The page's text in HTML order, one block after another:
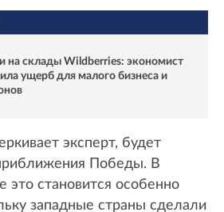
на склады Wildberries: экономист
ущерб для малого бизнеса и
эксперт, будет
Победы. В
становится особенно
западные страны сделали